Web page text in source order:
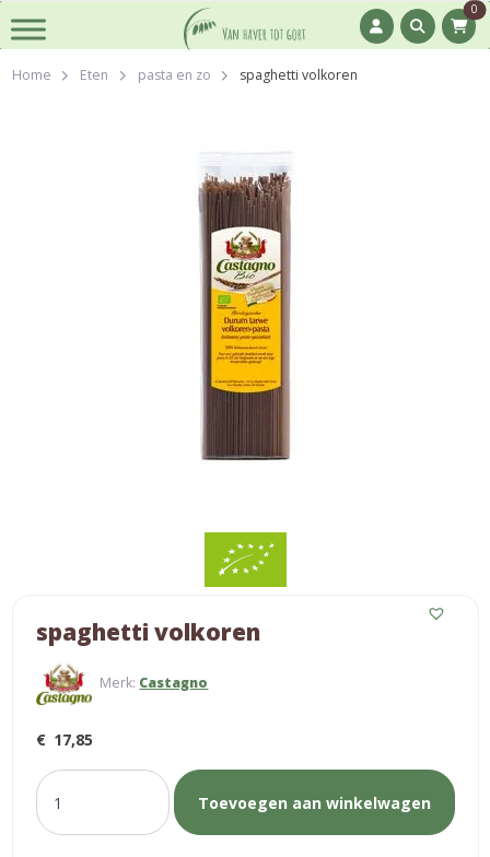
0
Home Eten pasta en zo spaghetti volkoren
spaghetti volkoren
Merk: Castagno
€ 17,85
spaghetti
volkoren
aantal
Toevoegen aan winkelwagen